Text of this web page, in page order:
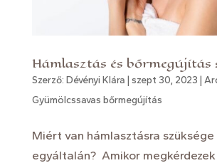
Hámlasztás és bőrmegújítás
Szerző: Dévényi Klára | szept 30, 2023 |
Gyümölcssavas bőrmegújítás
Miért van hámlasztásra
egyáltalán? Amikor